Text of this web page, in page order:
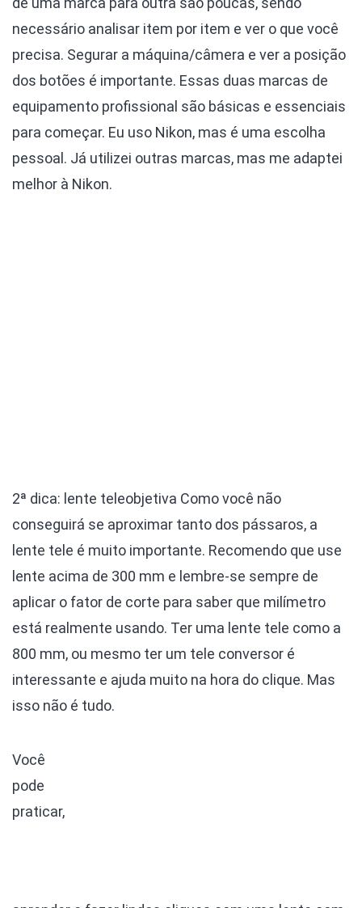
necessário analisar item por item e ver o que você
precisa. Segurar a máquina/câmera e ver a posição
dos botões é importante. Essas duas marcas de
equipamento profissional são básicas e essenciais
para começar. Eu uso Nikon, mas é uma escolha
pessoal. Já utilizei outras marcas, mas me adaptei
melhor à Nikon.
2ª dica: lente teleobjetiva Como você não
conseguirá se aproximar tanto dos pássaros, a
lente tele é muito importante. Recomendo que use
lente acima de 300 mm e lembre-se sempre de
aplicar o fator de corte para saber que milímetro
está realmente usando. Ter uma lente tele como a
800 mm, ou mesmo ter um tele conversor é
interessante e ajuda muito na hora do clique. Mas
isso não é tudo.
Você
pode
praticar,